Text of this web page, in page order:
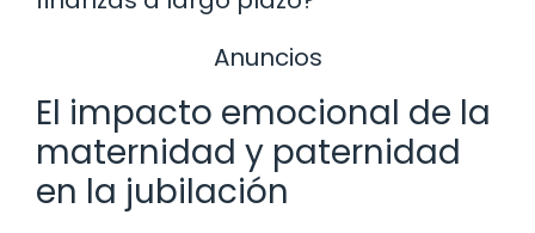
Anuncios
El impacto emocional de la
maternidad y paternidad
en la jubilación